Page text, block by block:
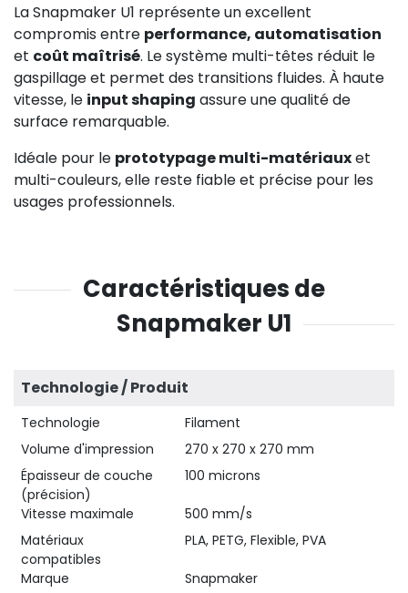
La Snapmaker U1 représente un excellent
compromis entre performance, automatisation
et coût maîtrisé. Le système multi-têtes réduit le
gaspillage et permet des transitions fluides. À haute
vitesse, le input shaping assure une qualité de
surface remarquable.
Idéale pour le prototypage multi-matériauxet
multi-couleurs, elle reste fiable et précise pour les
usages professionnels.
Caractéristiques de
Snapmaker U1
Technologie / Produit
Technologie
Filament
Volume d'impression
270 x 270 x 270 mm
Épaisseur de couche
(précision)
100 microns
Vitesse maximale
500 mm/s
Matériaux
compatibles
PLA, PETG, Flexible, PVA
Marque
Snapmaker